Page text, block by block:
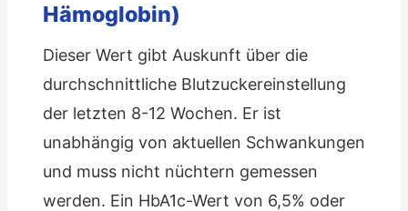
Hämoglobin)
Dieser Wert gibt Auskunft über die
durchschnittliche Blutzuckereinstellung
der letzten 8-12 Wochen. Er ist
unabhängig von aktuellen Schwankungen
und muss nicht nüchtern gemessen
werden. Ein HbA1c-Wert von 6,5% oder